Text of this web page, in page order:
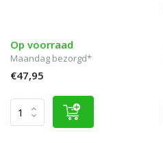
Op voorraad
Maandag bezorgd*
€47,95